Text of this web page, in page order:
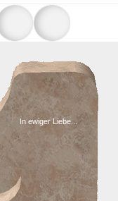
In ewiger Liebe...